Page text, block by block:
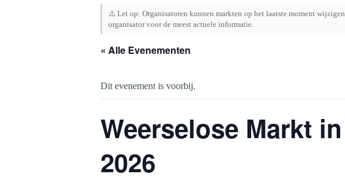
⚠️ Let op: Organisatoren kunnen markten op het laatste moment
organisator voor de meest actuele informatie.
« Alle Evenementen
Dit evenement is voorbij.
Weerselose Markt
2026